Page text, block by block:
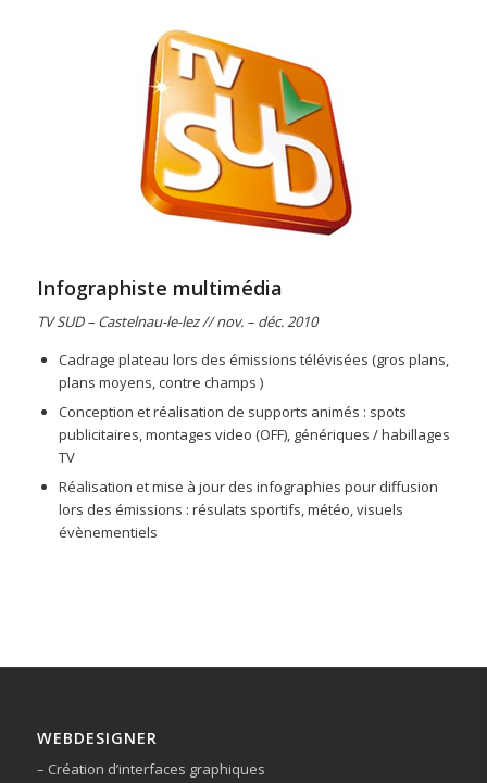
Infographiste multimédia
TV SUD – Castelnau-le-lez // nov. – déc. 2010
Cadrage plateau lors des émissions télévisées (gros plans,
plans moyens, contre champs )
Conception et réalisation de supports animés : spots
publicitaires, montages video (OFF), génériques / habillages
TV
Réalisation et mise à jour des infographies pour diffusion
lors des émissions : résulats sportifs, météo, visuels
évènementiels
WEBDESIGNER
– Création d’interfaces graphiques